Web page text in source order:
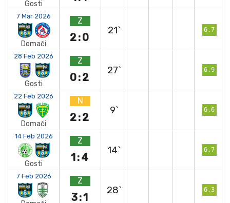
Gosti
7 Mar 2026
Domači
Z
2:0
21` 6.7
28 Feb 2026
Gosti
Z
0:2
27` 6.9
22 Feb 2026
Domači
N
2:2
9` 6.6
14 Feb 2026
Gosti
Z
1:4
14` 6.7
7 Feb 2026 Z
3:1
28` 6.3